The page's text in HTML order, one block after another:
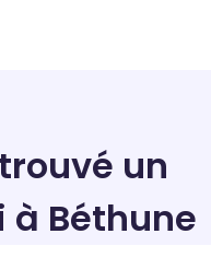
un
à Béthune